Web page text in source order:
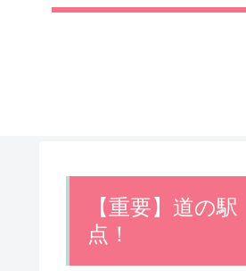
【重要】道の
点！